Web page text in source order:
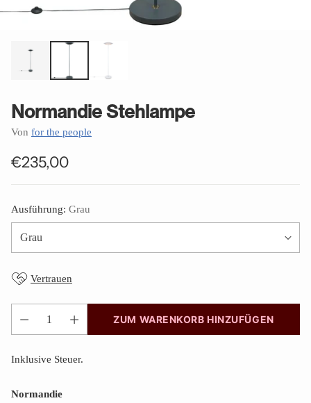
Normandie Stehlampe
Von for the people
Normaler
€235,00
Ausführung: Grau
Vertrauen
Anzahl
ZUM WARENKORB HINZUFÜGEN
Inklusive Steuer.
Normandie